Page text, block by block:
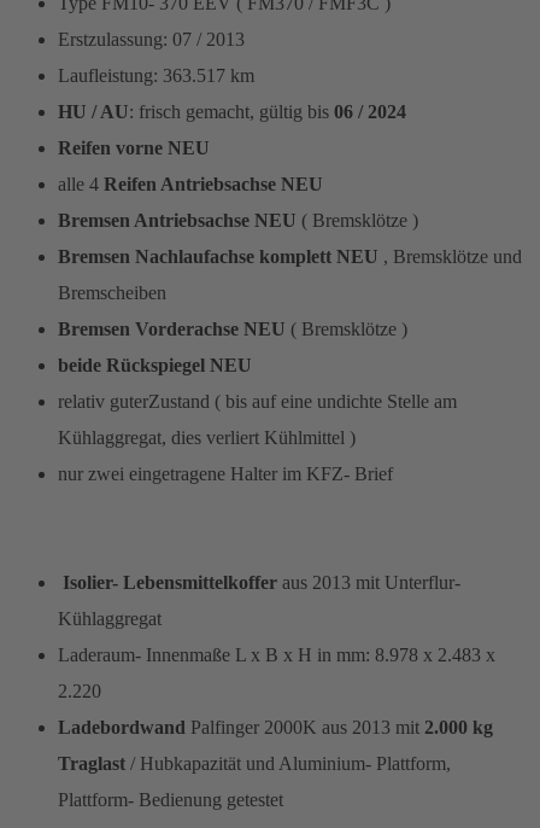
Erstzulassung: 07 / 2013
Laufleistung: 363.517 km
HU / AU: frisch gemacht, gültig bis 06 / 2024
Reifen vorne NEU
alle 4 Reifen Antriebsachse NEU
Bremsen Antriebsachse NEU ( Bremsklötze )
Bremsen Nachlaufachse komplett NEU , Bremsklötze und
Bremscheiben
Bremsen Vorderachse NEU ( Bremsklötze )
beide Rückspiegel NEU
relativ guterZustand ( bis auf eine undichte Stelle am
Kühlaggregat, dies verliert Kühlmittel )
nur zwei eingetragene Halter im KFZ- Brief
Isolier- Lebensmittelkoffer aus 2013 mit Unterflur-
Kühlaggregat
Laderaum- Innenmaße L x B x H in mm: 8.978 x 2.483 x
2.220
Ladebordwand Palfinger 2000K aus 2013 mit 2.000 kg
Traglast / Hubkapazität und Aluminium- Plattform,
Plattform- Bedienung getestet